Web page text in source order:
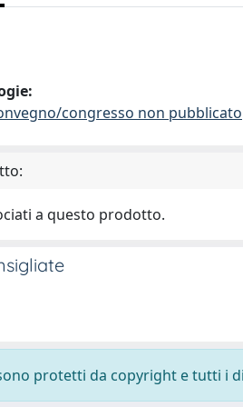
congresso non pubblicato
a questo prodotto.
protetti da copyright e tutti i